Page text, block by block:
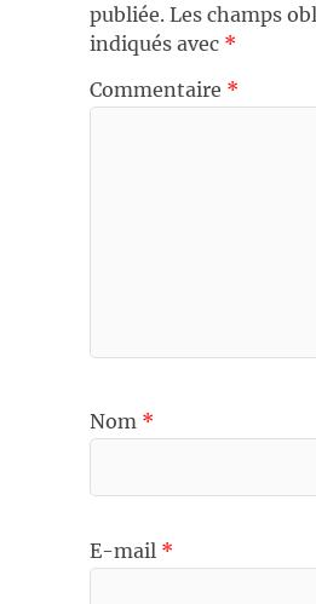
publiée. Les champs
indiqués avec *
Commentaire *
Nom *
E-mail *